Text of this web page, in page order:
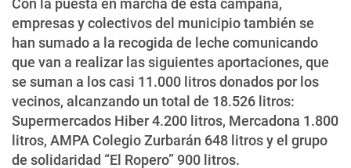
Con la puesta en marcha de esta campaña,
empresas y colectivos del municipio también se
han sumado a la recogida de leche comunicando
que van a realizar las siguientes aportaciones, que
se suman a los casi 11.000 litros donados por los
vecinos, alcanzando un total de 18.526 litros:
Supermercados Hiber 4.200 litros, Mercadona 1.800
litros, AMPA Colegio Zurbarán 648 litros y el grupo
de solidaridad “El Ropero” 900 litros.